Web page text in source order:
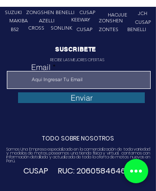
SUZUKI
ZONGSHEN
MAKIBA
AZELLI
BENELLI
CUSAP
KEEWAY
B52
CROSS SONLINK CUSAP
HAOJUE
JCH
ZONSHEN
ZONTES
CUSAP
BENELLI
SUSCRIBETE
RECIBE LAS MEJORES OFERTAS
Email
Enviar
TODO SOBRE NOSOTROS
Somos Una Empresa especializado en la comercialización de toda variedad
y modelos de motos, poseemos una tienda física y virtual. contamos con
información detallada y actualizada de toda la oferta de motos nuevas en
Perú.
CUSAP RUC:20605846468